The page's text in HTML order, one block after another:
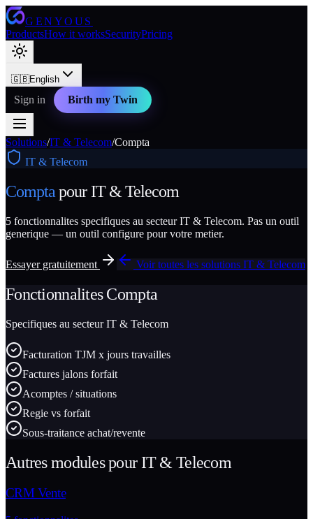
GENYOUS
ProductsHow it worksSecurityPricing
🇬🇧English
Sign in Birth my Twin
Solutions/IT & Telecom/Compta
IT & Telecom
Compta pour IT & Telecom
5 fonctionnalites specifiques au secteurIT & Telecom. Pas un outil
generique — un outil configure pour votre metier.
Essayer gratuitement Voir toutes les solutions IT & Telecom
FonctionnalitesCompta
Specifiques au secteurIT & Telecom
Facturation TJM x jours travailles
Factures jalons forfait
Acomptes / situations
Regie vs forfait
Sous-traitance achat/revente
Autres modules pour IT & Telecom
CRM Vente